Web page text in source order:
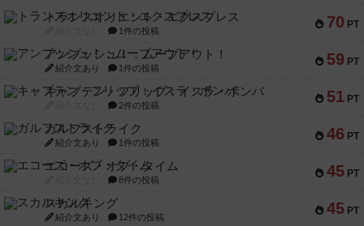
70 PT
トランスオリエント・エクスプレス
1件の投稿
59 PT
アンブッシュ！：ムーブアウト！
紹介文あり 1件の投稿
51 PT
キャプテン・フリップ：イスラ・ボンバ
2件の投稿
46 PT
ガルフストライク
紹介文あり 1件の投稿
45 PT
エコーズ・オブ・タイム
8件の投稿
45 PT
スカルキング
紹介文あり 12件の投稿